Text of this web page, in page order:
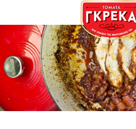
Αρχική
Η Γκρέκα
Προϊόντα